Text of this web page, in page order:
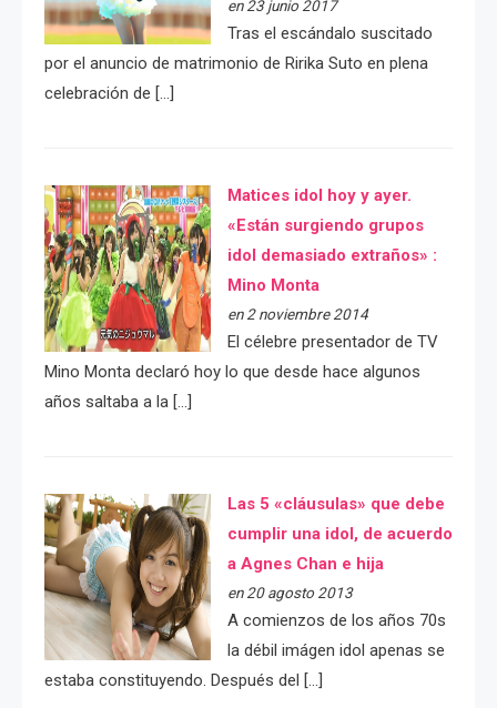
en 23 junio 2017
Tras el escándalo suscitado
por el anuncio de matrimonio de Ririka Suto en plena
celebración de […]
Matices idol hoy y ayer.
«Están surgiendo grupos
idol demasiado extraños» :
Mino Monta
en 2 noviembre 2014
El célebre presentador de TV
Mino Monta declaró hoy lo que desde hace algunos
años saltaba a la […]
Las 5 «cláusulas» que debe
cumplir una idol, de acuerdo
a Agnes Chan e hija
en 20 agosto 2013
A comienzos de los años 70s
la débil imágen idol apenas se
estaba constituyendo. Después del […]